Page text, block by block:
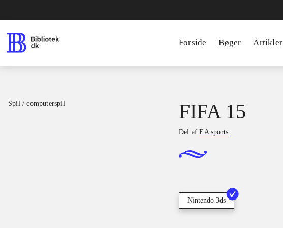
Forside Bøger Artikler
Spil / computerspil FIFA 15
Del afEA sports
Nintendo 3ds